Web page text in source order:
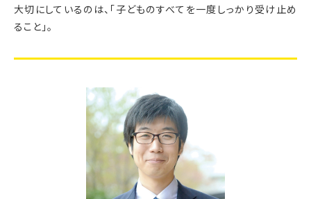
大切にしているのは、「子どものすべてを一度しっかり受け止め
ること」。